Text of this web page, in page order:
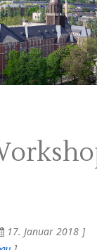
17. Januar 2018